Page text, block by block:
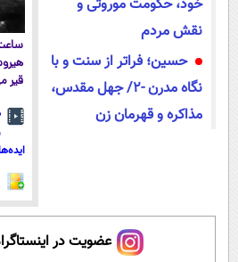
خود، حکومت موروثی و
نقش مردم
حسین؛ فراتر از سنت و با
نگاه مدرن -۲/ جهل مقدس،
مذاکره و قهرمان زن
قیر
عضویت در